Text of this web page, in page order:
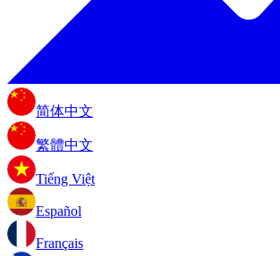
简体中文
繁體中文
Tiếng Việt
Español
Français